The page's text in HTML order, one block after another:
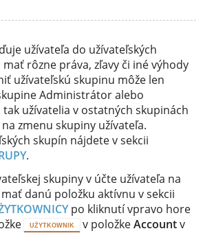
užívateľa do užívateľských
rôzne práva, zľavy či iné výhody
užívateľskú skupinu môže len
Administrátor alebo
užívatelia v ostatných skupinách
zmenu skupiny užívateľa.
skupín nájdete v sekcii
.
skupiny v účte užívateľa na
danú položku aktívnu v sekcii
po kliknutí vpravo hore
UŻYTKOWNIK v položkeAccountv